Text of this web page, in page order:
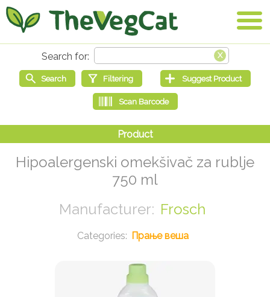
Hipoalergenski omekšivač za rublje
750 ml
Frosch
Прање веша